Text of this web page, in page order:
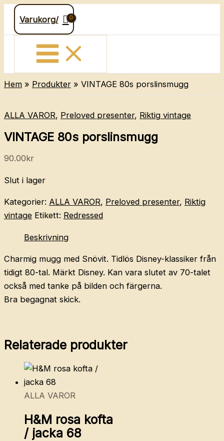
Hoppa
innehåll
Varukorg/
Hem Produkter VINTAGE 80s porslinsmugg
ALLA VAROR, Preloved presenter, Riktig vintage
VINTAGE 80s porslinsmugg
90.00kr
Slut i lager
Kategorier: ALLA VAROR, Preloved presenter, Riktig
vintage Etikett: Redressed
Beskrivning
Charmig mugg med Snövit. Tidlös Disney-klassiker från
tidigt 80-tal. Märkt Disney. Kan vara slutet av 70-talet
också med tanke på bilden och färgerna.
Bra begagnat skick.
Relaterade produkter
ALLA VAROR
H&M rosa kofta
/ jacka 68